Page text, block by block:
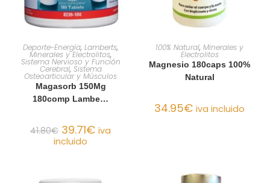
AÑADIR AL CARRITO
Deporte-Energía, Lamberts,
Minerales y Electrolitos,
Sistema Nervioso y Función
Cerebral, Sistema
Osteoarticular y Músculos
Magasorb 150Mg
180comp Lambe…
41.80€ 39.71€ iva
incluido
AÑADIR AL CARRITO
100% Natural, Minerales y
Electrolitos
Magnesio 180caps 100%
Natural
34.95€ iva incluido